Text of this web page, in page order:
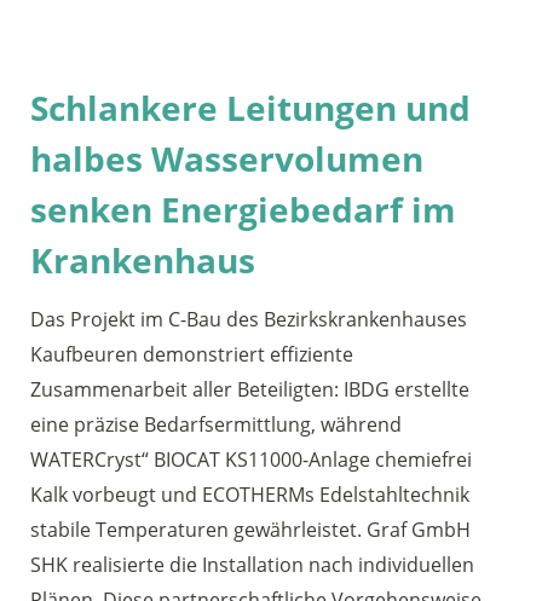
Schlankere Leitungen und
halbes Wasservolumen
senken Energiebedarf im
Krankenhaus
Das Projekt im C-Bau des Bezirkskrankenhauses
Kaufbeuren demonstriert effiziente
Zusammenarbeit aller Beteiligten: IBDG erstellte
eine präzise Bedarfsermittlung, während
WATERCryst“ BIOCAT KS11000-Anlage chemiefrei
Kalk vorbeugt und ECOTHERMs Edelstahltechnik
stabile Temperaturen gewährleistet. Graf GmbH
SHK realisierte die Installation nach individuellen